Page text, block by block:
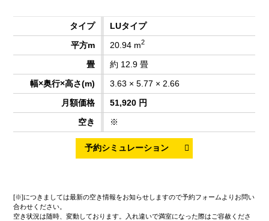
LUタイプ
20.94 m2
約 12.9 畳
3.63 × 5.77 × 2.66
51,920 円
※
[※]につきましては最新の空き情報をお知らせしますので予約フォームよりお問い
合わせください。
空き状況は随時、変動しております。入れ違いで満室になった際はご容赦くださ